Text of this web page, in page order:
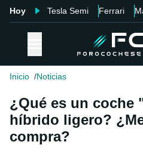
Hoy Tesla Semi Ferrari
Inicio Noticias
¿Qué es un coche
híbrido ligero?
compra?